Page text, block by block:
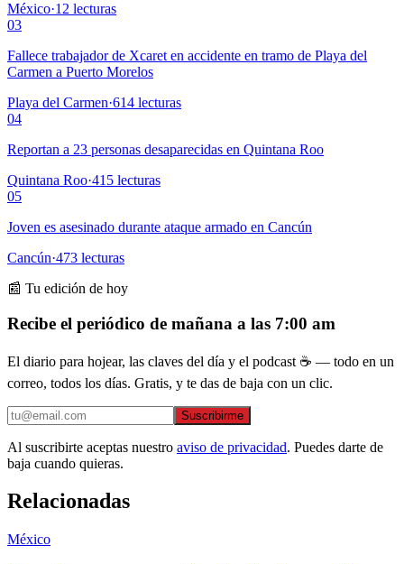
México·12 lecturas
03
Fallece trabajador de Xcaret en accidente en tramo de Playa del
Carmen a Puerto Morelos
Playa del Carmen·614 lecturas
04
Reportan a 23 personas desaparecidas en Quintana Roo
Quintana Roo·415 lecturas
05
Joven es asesinado durante ataque armado en Cancún
Cancún·473 lecturas
📰 Tu edición de hoy
Recibe el periódico de mañana a las 7:00 am
El diario para hojear, las claves del día y el podcast ☕ — todo en un
correo, todos los días. Gratis, y te das de baja con un clic.
Suscribirme
Al suscribirte aceptas nuestro aviso de privacidad. Puedes darte de
baja cuando quieras.
Relacionadas
México